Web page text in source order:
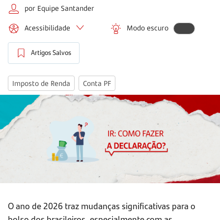
por Equipe Santander
Acessibilidade Modo escuro
Artigos Salvos
Imposto de Renda Conta PF
O ano de 2026 traz mudanças significativas para o